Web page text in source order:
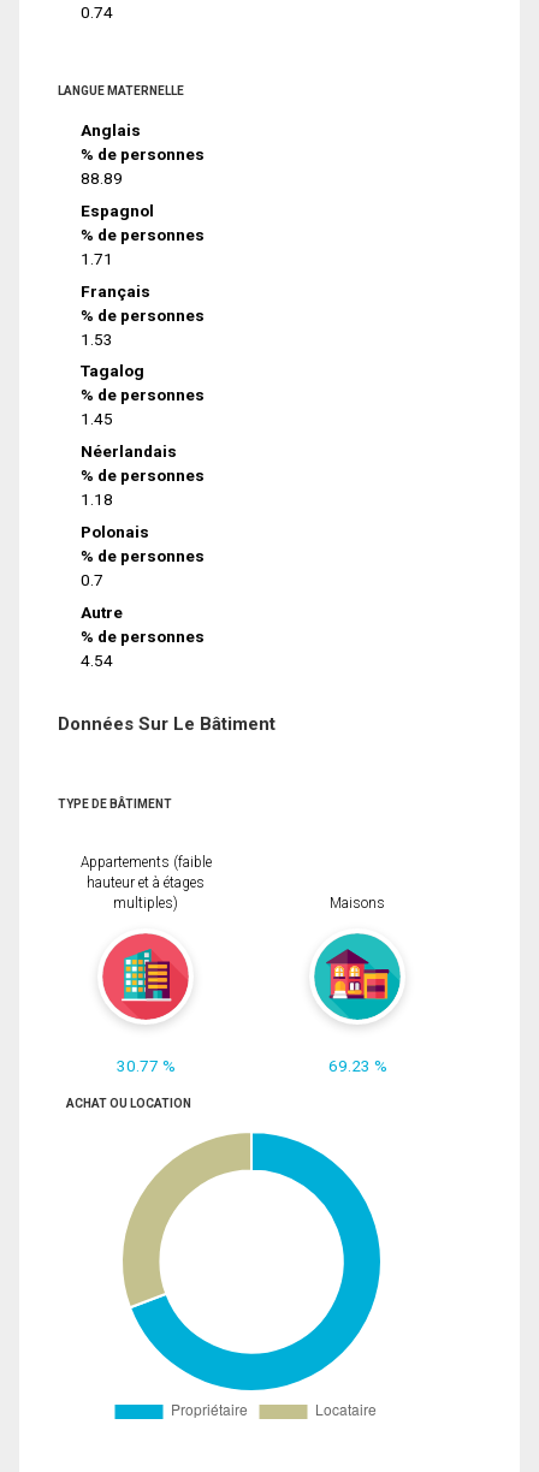
0.74
LANGUE MATERNELLE
Anglais
% de personnes
88.89
Espagnol
% de personnes
1.71
Français
% de personnes
1.53
Tagalog
% de personnes
1.45
Néerlandais
% de personnes
1.18
Polonais
% de personnes
0.7
Autre
% de personnes
4.54
Données Sur Le Bâtiment
TYPE DE BÂTIMENT
Appartements (faible
hauteur et à étages
multiples)
30.77 %
Maisons
69.23 %
ACHAT OU LOCATION